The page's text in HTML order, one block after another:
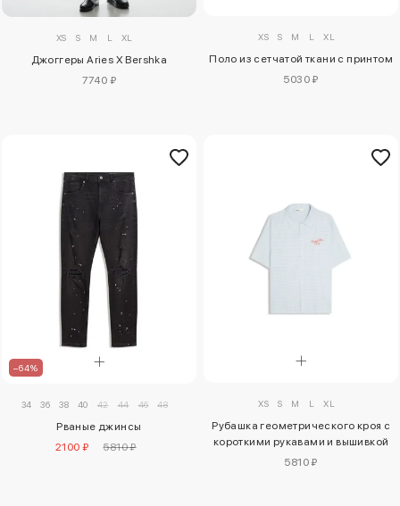
XS S M L XL
Джоггеры Aries X Bershka
7740 ₽
XS S M L XL
Поло из сетчатой ткани с принтом
5030 ₽
–64%
34 36 38 40 42 44 46 48
Рваные джинсы
2100 ₽
5810 ₽
XS S M L XL
Рубашка геометрического кроя с
короткими рукавами и вышивкой
5810 ₽